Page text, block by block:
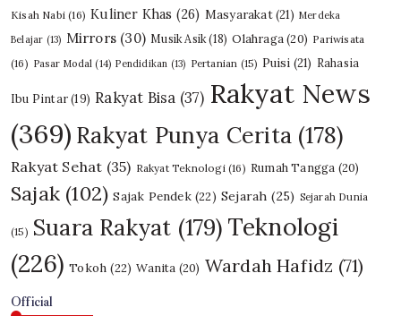
Kisah Nabi (16) Kuliner Khas (26) Masyarakat(21) Merdeka
Belajar (13) Mirrors (30) Musik Asik(18) Olahraga(20) Pariwisata
(16) Pasar Modal (14) Pendidikan (13) Pertanian (15) Puisi (21) Rahasia
Ibu Pintar(19) Rakyat Bisa (37) Rakyat News
(369) Rakyat Punya Cerita (178)
Rakyat Sehat (35) Rakyat Teknologi(16) Rumah Tangga (20)
Sajak (102) Sajak Pendek(22) Sejarah (25) Sejarah Dunia
(15) Suara Rakyat (179) Teknologi
(226) Tokoh (22) Wanita (20) Wardah Hafidz (71)
Official